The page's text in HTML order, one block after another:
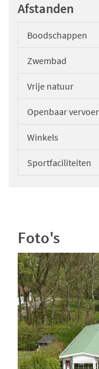
Afstanden
Boodschappen
Zwembad
Vrije natuur
Openbaar vervoer
Winkels
Sportfaciliteiten
Foto's